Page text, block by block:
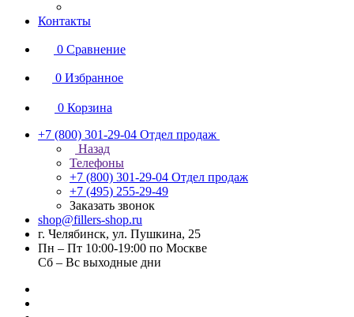
Контакты
0 Сравнение
0 Избранное
0 Корзина
+7 (800) 301-29-04 Отдел продаж
Назад
Телефоны
+7 (800) 301-29-04 Отдел продаж
+7 (495) 255-29-49
Заказать звонок
shop@fillers-shop.ru
г. Челябинск, ул. Пушкина, 25
Пн – Пт 10:00-19:00 по Москве
Сб – Вс выходные дни